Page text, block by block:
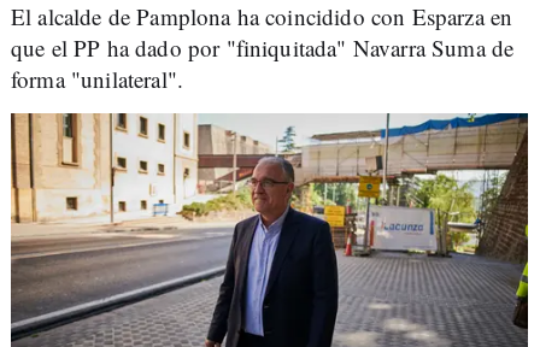
El alcalde de Pamplona ha coincidido con Esparza en
que el PP ha dado por "finiquitada" Navarra Suma de
forma "unilateral".